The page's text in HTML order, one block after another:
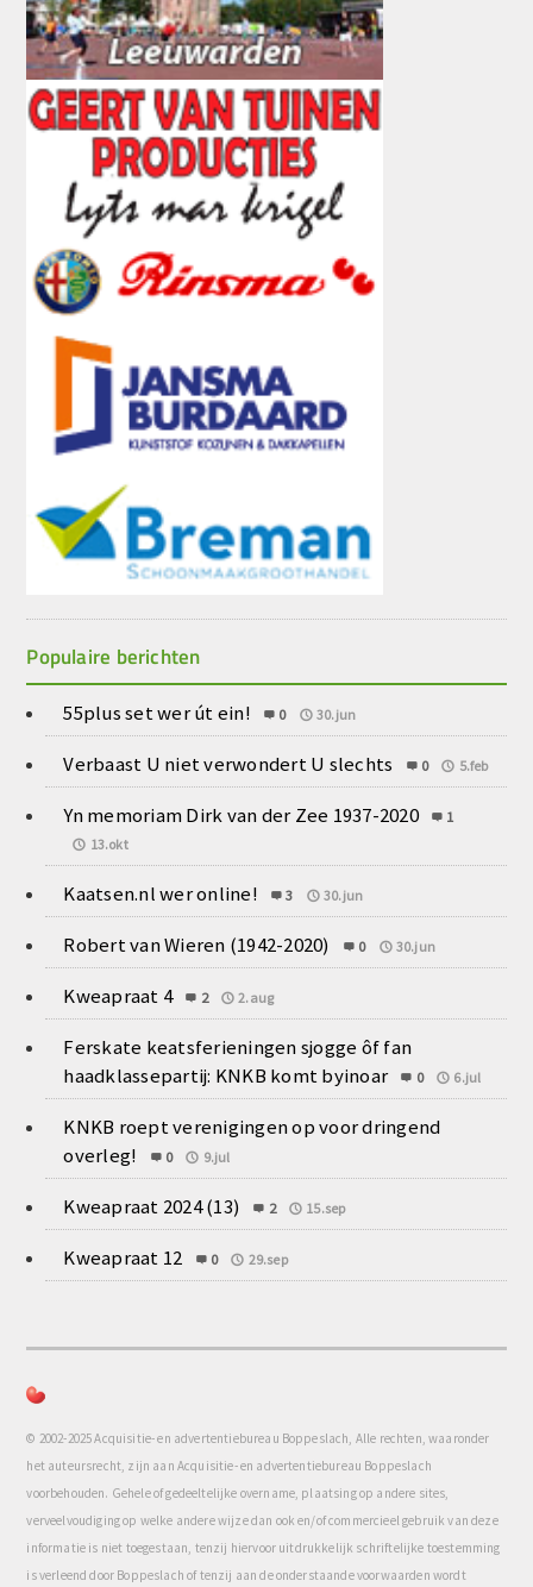
Populaire berichten
55plus set wer út ein! 0 30.jun
Verbaast U niet verwondert U slechts 0 5.feb
Yn memoriam Dirk van der Zee 1937-2020
1
13.okt
Kaatsen.nl wer online! 3 30.jun
Robert van Wieren (1942-2020) 0 30.jun
Kweapraat 4 2 2.aug
Ferskate keatsferieningen sjogge ôf fan
haadklassepartij: KNKB komt byinoar
0 6.jul
KNKB roept verenigingen op voor dringend
overleg!
0 9.jul
Kweapraat 2024 (13) 2 15.sep
Kweapraat 12 0 29.sep
© 2002-2025 Acquisitie- en advertentiebureau Boppeslach, Alle rechten, waaronder
het auteursrecht, zijn aan Acquisitie- en advertentiebureau Boppeslach
voorbehouden. Gehele of gedeeltelijke overname, plaatsing op andere sites,
verveelvoudiging op welke andere wijze dan ook en/of commercieel gebruik van deze
informatie is niet toegestaan, tenzij hiervoor uitdrukkelijk schriftelijke toestemming
is verleend door Boppeslach of tenzij aan de onderstaande voorwaarden wordt